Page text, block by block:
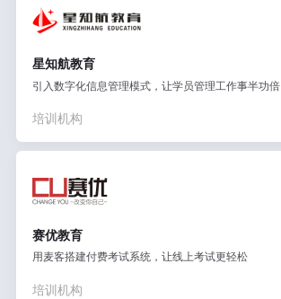
星知航教育
引入数字化信息管理模式，让学员管理工作事半功倍
培训机构
赛优教育
用麦客搭建付费考试系统，让线上考试更轻松
培训机构